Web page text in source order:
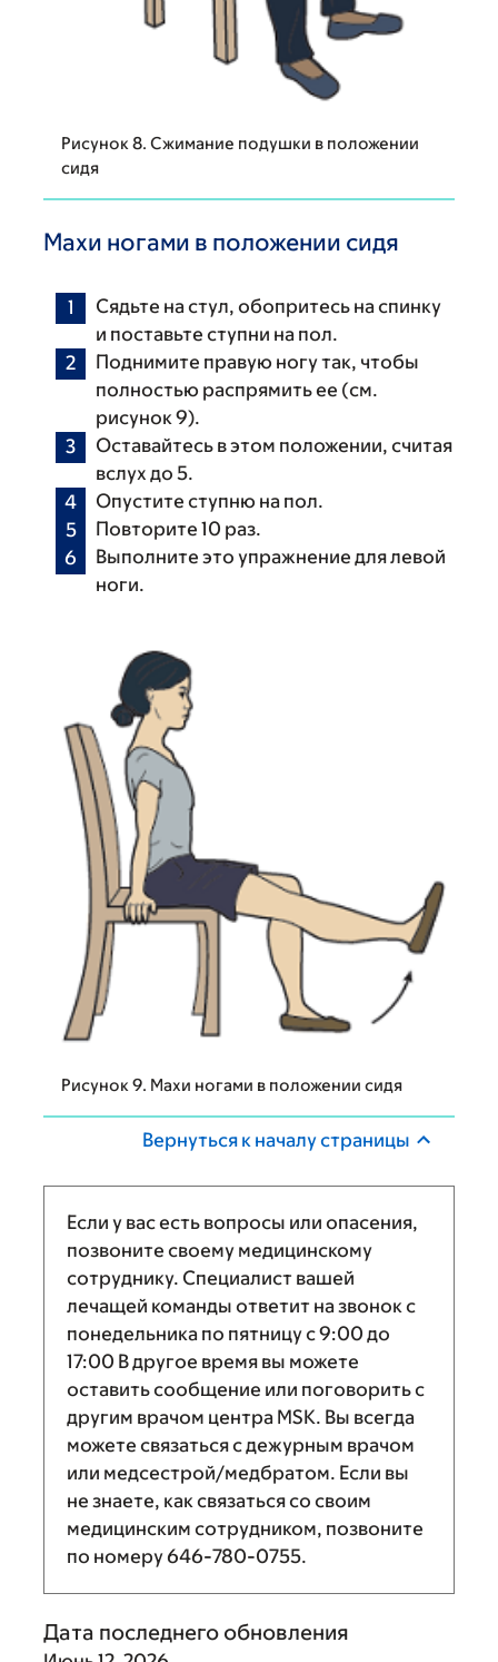
Рисунок 8. Сжимание подушки в положении
сидя
Махи ногами в положении сидя
Сядьте на стул, обопритесь на спинку
и поставьте ступни на пол.
Поднимите правую ногу так, чтобы
полностью распрямить ее (см.
рисунок 9).
Оставайтесь в этом положении, считая
вслух до 5.
Опустите ступню на пол.
Повторите 10 раз.
Выполните это упражнение для левой
ноги.
Рисунок 9. Махи ногами в положении сидя
Вернуться к началу страницы
Если у вас есть вопросы или опасения,
позвоните своему медицинскому
сотруднику. Специалист вашей
лечащей команды ответит на звонок с
понедельника по пятницу с9:00 до
17:00 В другое время вы можете
оставить сообщение или поговорить с
другим врачом центра MSK. Вы всегда
можете связаться с дежурным врачом
или медсестрой/медбратом. Если вы
не знаете, как связаться со своим
медицинским сотрудником, позвоните
по номеру646-780-0755.
Дата последнего обновления